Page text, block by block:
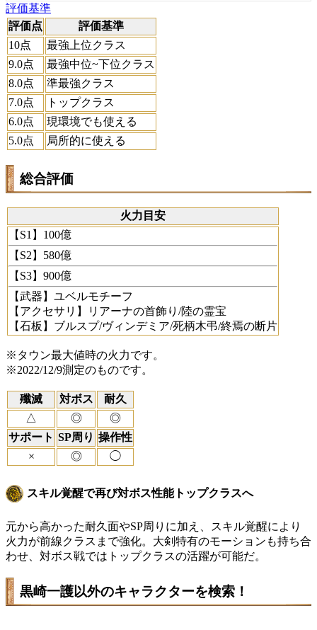
評価基準
評価点
評価基準
10点
最強上位クラス
9.0点
最強中位~下位クラス
8.0点
準最強クラス
7.0点
トップクラス
6.0点
現環境でも使える
5.0点
局所的に使える
総合評価
火力目安
【S1】100億
【S2】580億
【S3】900億
【武器】ユベルモチーフ
【アクセサリ】リアーナの首飾り/陸の霊宝
【石板】ブルスプ/ヴィンデミア/死柄木弔/終焉の断片
※タウン最大値時の火力です。
※2022/12/9測定のものです。
殲滅 対ボス
耐久
△
◎
◎
サポート SP周り 操作性
×
◎ ◯
スキル覚醒で再び対ボス性能トップクラスへ
元から高かった耐久面やSP周りに加え、スキル覚醒により
火力が前線クラスまで強化。大剣特有のモーションも持ち合
わせ、対ボス戦ではトップクラスの活躍が可能だ。
黒崎一護以外のキャラクターを検索！